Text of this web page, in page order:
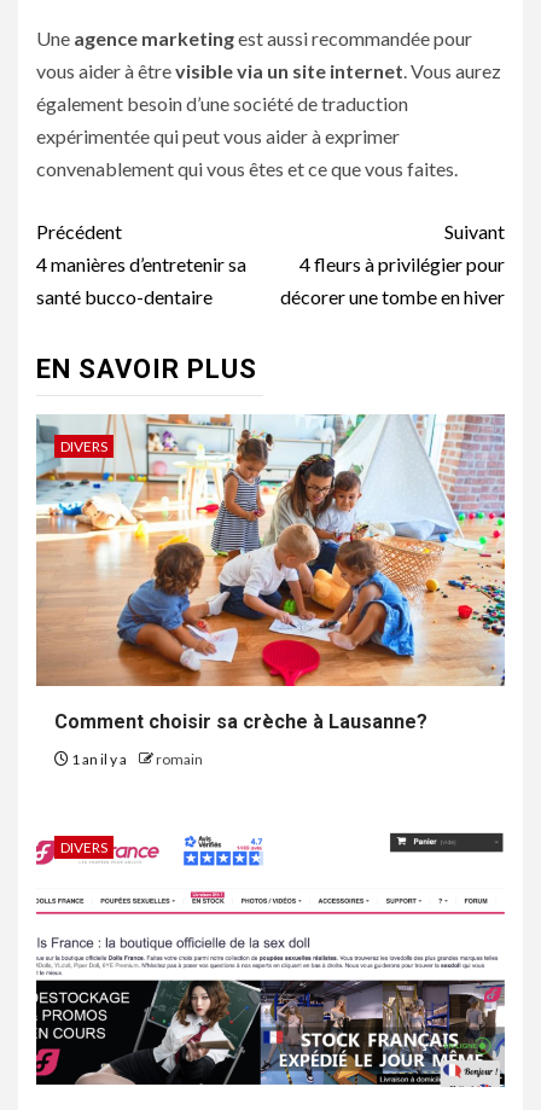
Une agence marketingest aussi recommandée pour
vous aider à êtrevisible via un site internet. Vous aurez
également besoin d’une société de traduction
expérimentée qui peut vous aider à exprimer
convenablement qui vous êtes et ce que vous faites.
Navigation
d’article
Précédent
4 manières d’entretenir sa
santé bucco-dentaire
Suivant
4 fleurs à privilégier pour
décorer une tombe en hiver
EN SAVOIR PLUS
DIVERS
Comment choisir sa crèche à Lausanne?
1 an il y a romain
DIVERS